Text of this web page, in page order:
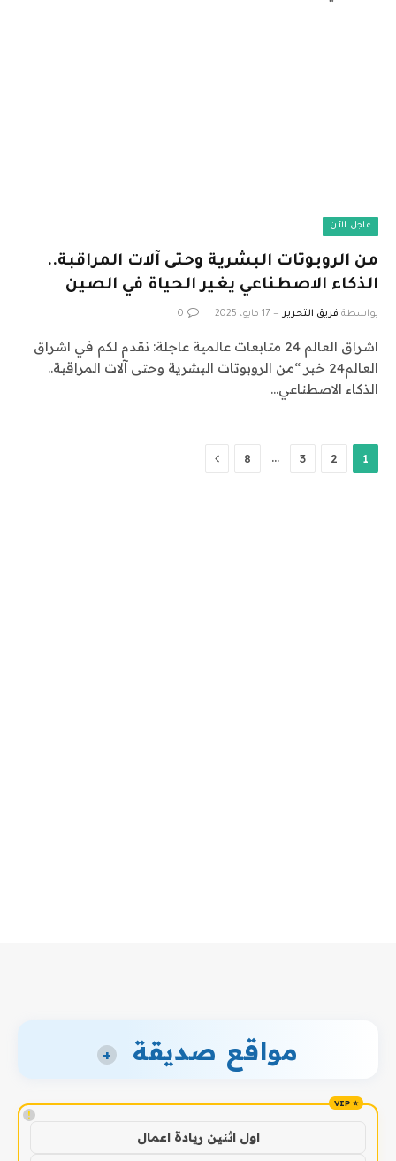
عاجل الآن
من الروبوتات البشرية وحتى آلات المراقبة..
الذكاء الاصطناعي يغير الحياة في الصين
بواسطة فريق التحرير 17 مايو، 2025 0
اشراق العالم 24 متابعات عالمية عاجلة: نقدم لكم في اشراق
العالم24 خبر “من الروبوتات البشرية وحتى آلات المراقبة..
الذكاء الاصطناعي…
1
2
3
…
8 التالي
مواقع صديقة +
!
اول اثنين ريادة اعمال